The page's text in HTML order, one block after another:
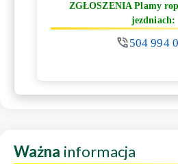
ZGŁOSZENIA Plamy
jezdniach:
504 994
Ważna informacja